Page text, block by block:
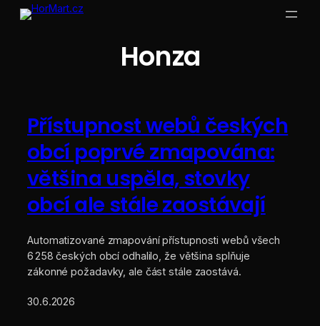
Přeskočit
Honza
Přístupnost webů českých
obcí poprvé zmapována:
většina uspěla, stovky
obcí ale stále zaostávají
Automatizované zmapování přístupnosti webů všech
6 258 českých obcí odhalilo, že většina splňuje
zákonné požadavky, ale část stále zaostává.
30.6.2026